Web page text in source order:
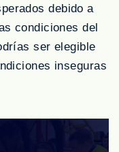
debido a
condiciones del
ser elegible
inseguras